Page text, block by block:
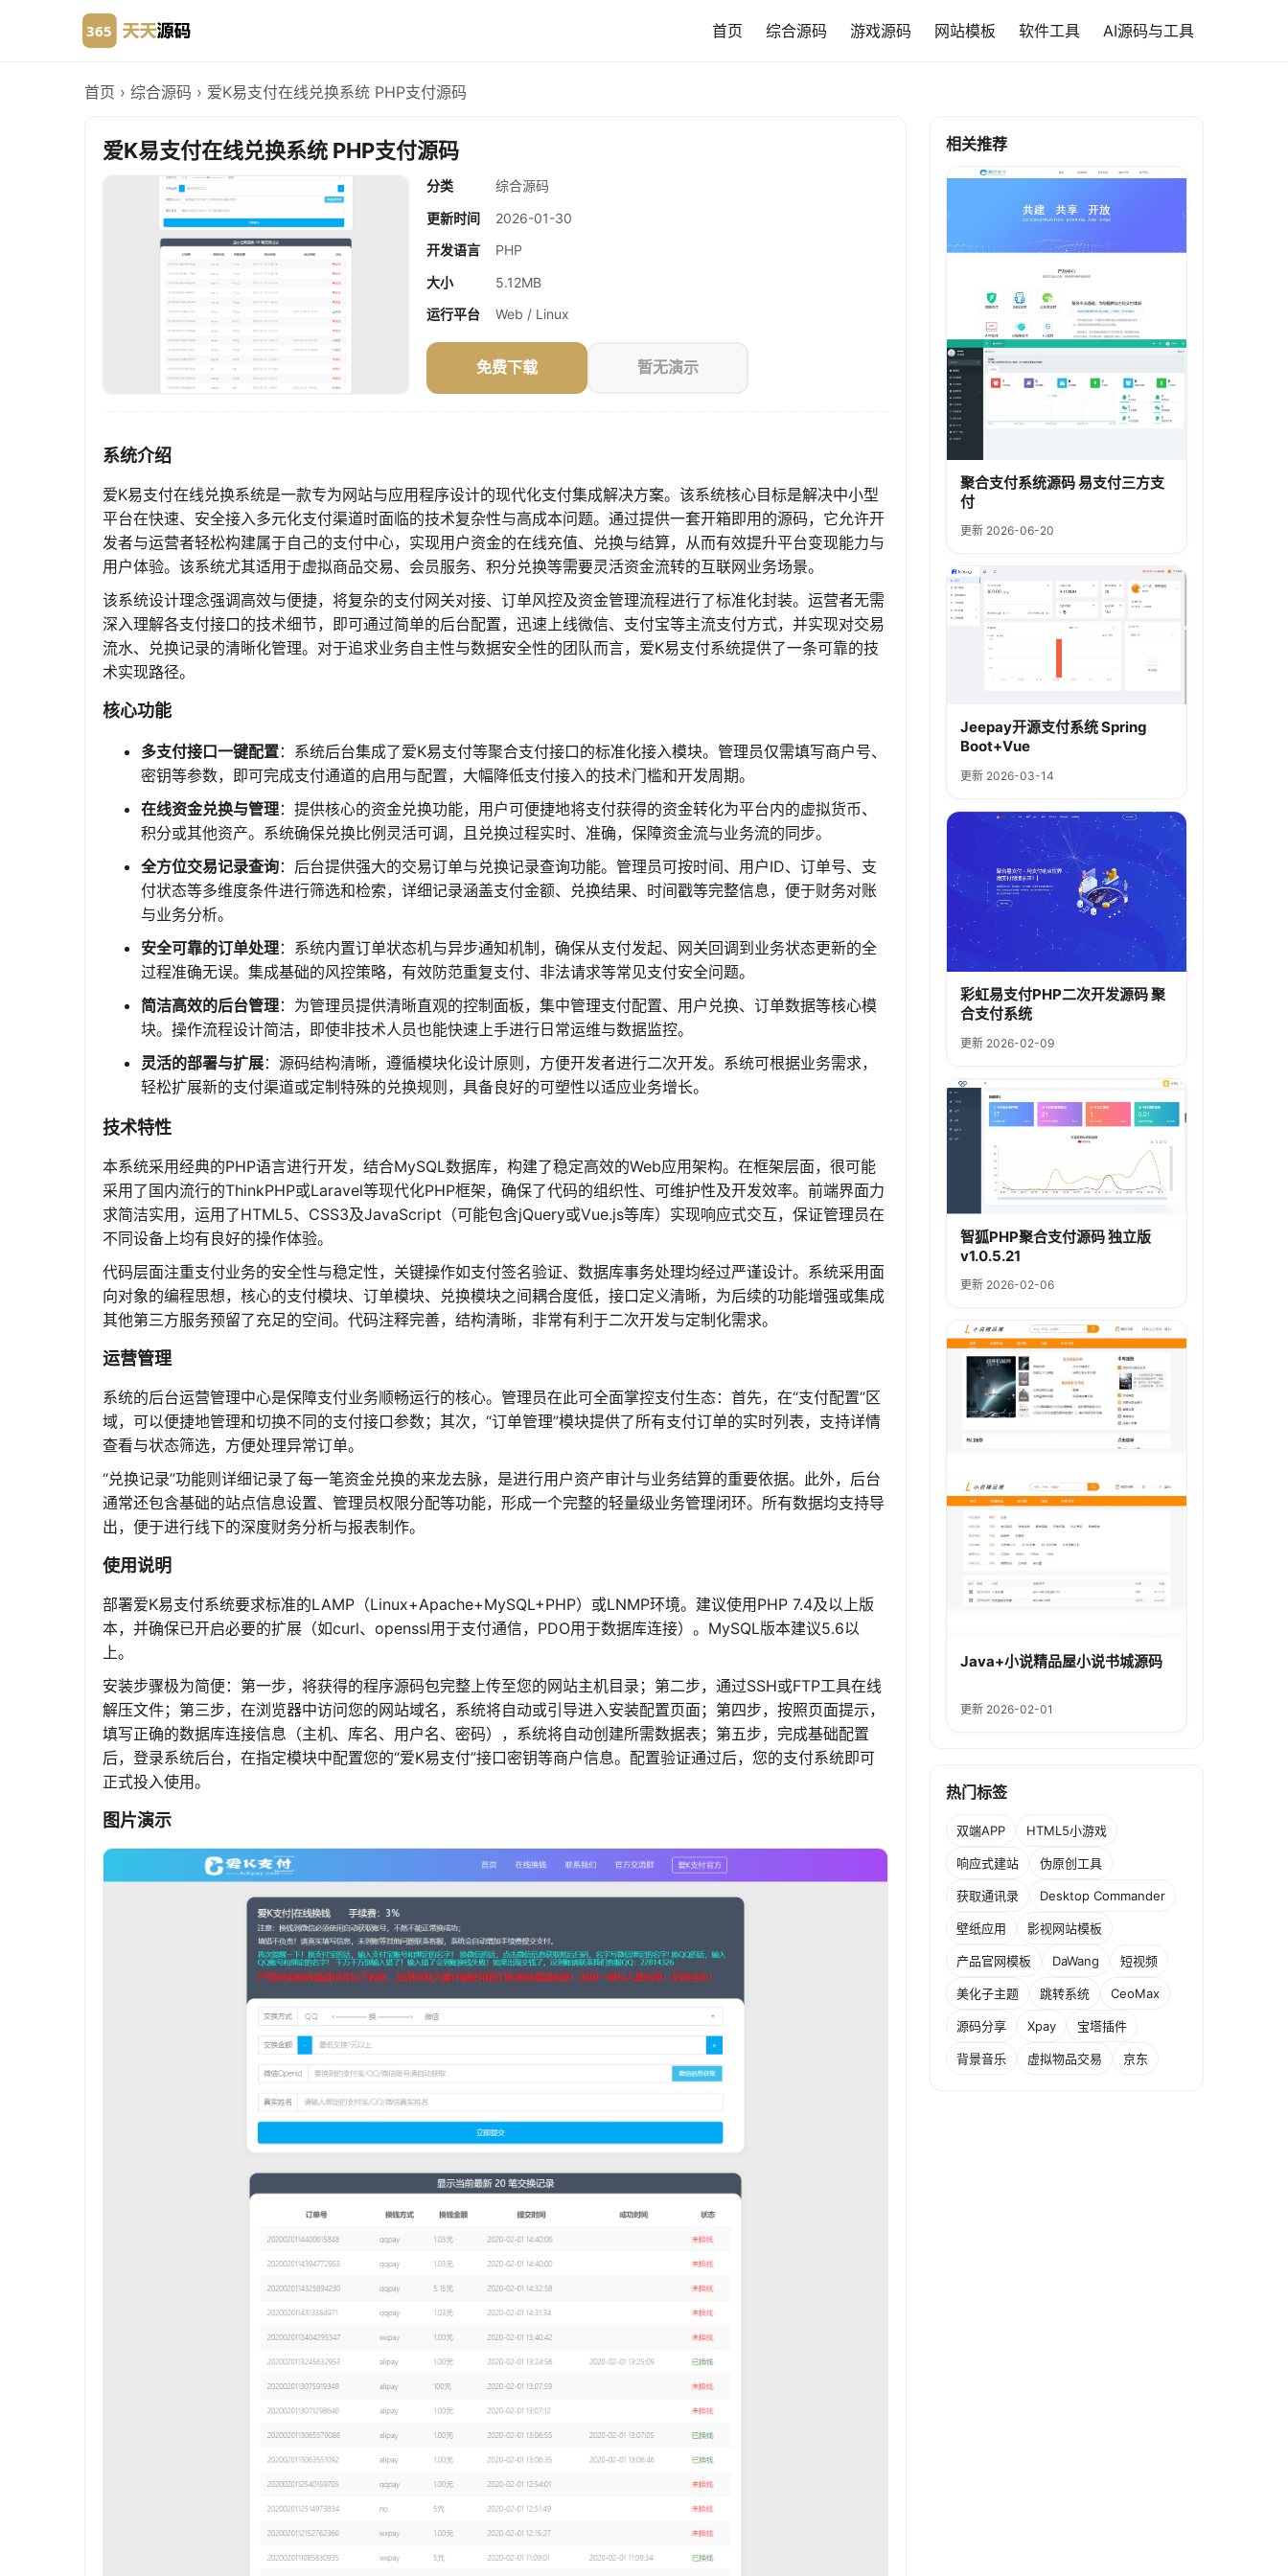
首页 综合源码 游戏源码 网站模板 软件工具 AI源码与工具
首页 › 综合源码 › 爱K易支付在线兑换系统 PHP支付源码
爱K易支付在线兑换系统 PHP支付源码
分类
综合源码
更新时间
2026-01-30
开发语言
PHP
大小
5.12MB
运行平台
Web / Linux
免费下载 暂无演示
系统介绍
爱K易支付在线兑换系统是一款专为网站与应用程序设计的现代化支付集成解决方案。该系统核心目标是解决中小型
平台在快速、安全接入多元化支付渠道时面临的技术复杂性与高成本问题。通过提供一套开箱即用的源码，它允许开
发者与运营者轻松构建属于自己的支付中心，实现用户资金的在线充值、兑换与结算，从而有效提升平台变现能力与
用户体验。该系统尤其适用于虚拟商品交易、会员服务、积分兑换等需要灵活资金流转的互联网业务场景。
该系统设计理念强调高效与便捷，将复杂的支付网关对接、订单风控及资金管理流程进行了标准化封装。运营者无需
深入理解各支付接口的技术细节，即可通过简单的后台配置，迅速上线微信、支付宝等主流支付方式，并实现对交易
流水、兑换记录的清晰化管理。对于追求业务自主性与数据安全性的团队而言，爱K易支付系统提供了一条可靠的技
术实现路径。
核心功能
多支付接口一键配置：系统后台集成了爱K易支付等聚合支付接口的标准化接入模块。管理员仅需填写商户号、
密钥等参数，即可完成支付通道的启用与配置，大幅降低支付接入的技术门槛和开发周期。
在线资金兑换与管理：提供核心的资金兑换功能，用户可便捷地将支付获得的资金转化为平台内的虚拟货币、
积分或其他资产。系统确保兑换比例灵活可调，且兑换过程实时、准确，保障资金流与业务流的同步。
全方位交易记录查询：后台提供强大的交易订单与兑换记录查询功能。管理员可按时间、用户ID、订单号、支
付状态等多维度条件进行筛选和检索，详细记录涵盖支付金额、兑换结果、时间戳等完整信息，便于财务对账
与业务分析。
安全可靠的订单处理：系统内置订单状态机与异步通知机制，确保从支付发起、网关回调到业务状态更新的全
过程准确无误。集成基础的风控策略，有效防范重复支付、非法请求等常见支付安全问题。
简洁高效的后台管理：为管理员提供清晰直观的控制面板，集中管理支付配置、用户兑换、订单数据等核心模
块。操作流程设计简洁，即使非技术人员也能快速上手进行日常运维与数据监控。
灵活的部署与扩展：源码结构清晰，遵循模块化设计原则，方便开发者进行二次开发。系统可根据业务需求，
轻松扩展新的支付渠道或定制特殊的兑换规则，具备良好的可塑性以适应业务增长。
技术特性
本系统采用经典的PHP语言进行开发，结合MySQL数据库，构建了稳定高效的Web应用架构。在框架层面，很可能
采用了国内流行的ThinkPHP或Laravel等现代化PHP框架，确保了代码的组织性、可维护性及开发效率。前端界面力
求简洁实用，运用了HTML5、CSS3及JavaScript（可能包含jQuery或Vue.js等库）实现响应式交互，保证管理员在
不同设备上均有良好的操作体验。
代码层面注重支付业务的安全性与稳定性，关键操作如支付签名验证、数据库事务处理均经过严谨设计。系统采用面
向对象的编程思想，核心的支付模块、订单模块、兑换模块之间耦合度低，接口定义清晰，为后续的功能增强或集成
其他第三方服务预留了充足的空间。代码注释完善，结构清晰，非常有利于二次开发与定制化需求。
运营管理
系统的后台运营管理中心是保障支付业务顺畅运行的核心。管理员在此可全面掌控支付生态：首先，在“支付配置”区
域，可以便捷地管理和切换不同的支付接口参数；其次，“订单管理”模块提供了所有支付订单的实时列表，支持详情
查看与状态筛选，方便处理异常订单。
“兑换记录”功能则详细记录了每一笔资金兑换的来龙去脉，是进行用户资产审计与业务结算的重要依据。此外，后台
通常还包含基础的站点信息设置、管理员权限分配等功能，形成一个完整的轻量级业务管理闭环。所有数据均支持导
出，便于进行线下的深度财务分析与报表制作。
使用说明
部署爱K易支付系统要求标准的LAMP（Linux+Apache+MySQL+PHP）或LNMP环境。建议使用PHP 7.4及以上版
本，并确保已开启必要的扩展（如curl、openssl用于支付通信，PDO用于数据库连接）。MySQL版本建议5.6以
上。
安装步骤极为简便：第一步，将获得的程序源码包完整上传至您的网站主机目录；第二步，通过SSH或FTP工具在线
解压文件；第三步，在浏览器中访问您的网站域名，系统将自动或引导进入安装配置页面；第四步，按照页面提示，
填写正确的数据库连接信息（主机、库名、用户名、密码），系统将自动创建所需数据表；第五步，完成基础配置
后，登录系统后台，在指定模块中配置您的“爱K易支付”接口密钥等商户信息。配置验证通过后，您的支付系统即可
正式投入使用。
图片演示
相关推荐
聚合支付系统源码 易支付三方支
付
更新 2026-06-20
Jeepay开源支付系统 Spring
Boot+Vue
更新 2026-03-14
彩虹易支付PHP二次开发源码 聚
合支付系统
更新 2026-02-09
智狐PHP聚合支付源码 独立版
v1.0.5.21
更新 2026-02-06
Java+小说精品屋小说书城源码
更新 2026-02-01
热门标签
双端APP HTML5小游戏
响应式建站 伪原创工具
获取通讯录 Desktop Commander
壁纸应用 影视网站模板
产品官网模板 DaWang 短视频
美化子主题 跳转系统 CeoMax
源码分享 Xpay 宝塔插件
背景音乐 虚拟物品交易 京东